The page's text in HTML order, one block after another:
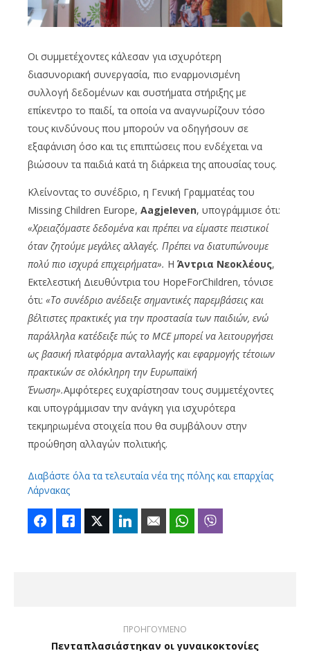
Οι συμμετέχοντες κάλεσαν για ισχυρότερη
διασυνοριακή συνεργασία, πιο εναρμονισμένη
συλλογή δεδομένων και συστήματα στήριξης με
επίκεντρο το παιδί, τα οποία να αναγνωρίζουν τόσο
τους κινδύνους που μπορούν να οδηγήσουν σε
εξαφάνιση όσο και τις επιπτώσεις που ενδέχεται να
βιώσουν τα παιδιά κατά τη διάρκεια της απουσίας τους.
Κλείνοντας το συνέδριο, η Γενική Γραμματέας του
Missing Children Europe, AagjeIeven, υπογράμμισε ότι:
«Χρειαζόμαστε δεδομένα και πρέπει να είμαστε πειστικοί
όταν ζητούμε μεγάλες αλλαγές. Πρέπει να διατυπώνουμε
πολύ πιο ισχυρά επιχειρήματα». Η Άντρια Νεοκλέους,
Εκτελεστική Διευθύντρια του HopeForChildren, τόνισε
ότι: «Το συνέδριο ανέδειξε σημαντικές παρεμβάσεις και
βέλτιστες πρακτικές για την προστασία των παιδιών, ενώ
παράλληλα κατέδειξε πώς το MCEμπορεί να λειτουργήσει
ως βασική πλατφόρμα ανταλλαγής και εφαρμογής τέτοιων
πρακτικών σε ολόκληρη την Ευρωπαϊκή
Ένωση».Αμφότερες ευχαρίστησαν τους συμμετέχοντες
και υπογράμμισαν την ανάγκη για ισχυρότερα
τεκμηριωμένα στοιχεία που θα συμβάλουν στην
προώθηση αλλαγών πολιτικής.
Διαβάστε όλα τα τελευταία νέα της πόλης και επαρχίας
Λάρνακας
FacebookLike Twitter LinkedIn Email WhatsApp
ΠΡΟΗΓΟΥΜΕΝΟ
Πενταπλασιάστηκαν οι γυναικοκτονίες